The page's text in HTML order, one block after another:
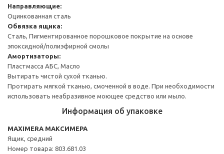
Направляющие:
Оцинкованная сталь
Обвязка ящика:
Сталь, Пигментированное порошковое покрытие на основе
эпоксидной/полиэфирной смолы
Амортизаторы:
Пластмасса АБС, Масло
Вытирать чистой сухой тканью.
Протирать мягкой тканью, смоченной в воде. При необходимости
использовать неабразивное моющее средство или мыло.
Информация об упаковке
MAXIMERA МАКСИМЕРА
Ящик, средний
Номер товара: 803.681.03